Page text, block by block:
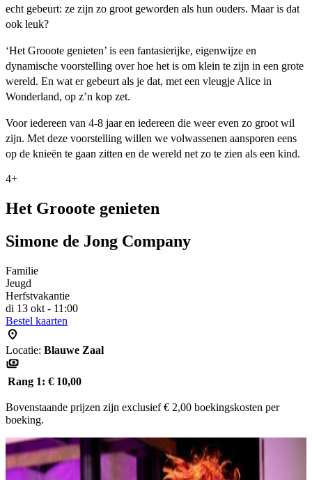
echt gebeurt: ze zijn zo groot geworden als hun ouders. Maar is dat
ook leuk?
‘Het Grooote genieten’ is een fantasierijke, eigenwijze en
dynamische voorstelling over hoe het is om klein te zijn in een grote
wereld. En wat er gebeurt als je dat, met een vleugje Alice in
Wonderland, op z’n kop zet.
Voor iedereen van 4-8 jaar en iedereen die weer even zo groot wil
zijn. Met deze voorstelling willen we volwassenen aansporen eens
op de knieën te gaan zitten en de wereld net zo te zien als een kind.
4+
Het Grooote genieten
Simone de Jong Company
Familie
Jeugd
Herfstvakantie
di 13 okt - 11:00
Bestel kaarten
Locatie: Blauwe Zaal
Rang 1: € 10,00
Bovenstaande prijzen zijn exclusief € 2,00 boekingskosten per
boeking.